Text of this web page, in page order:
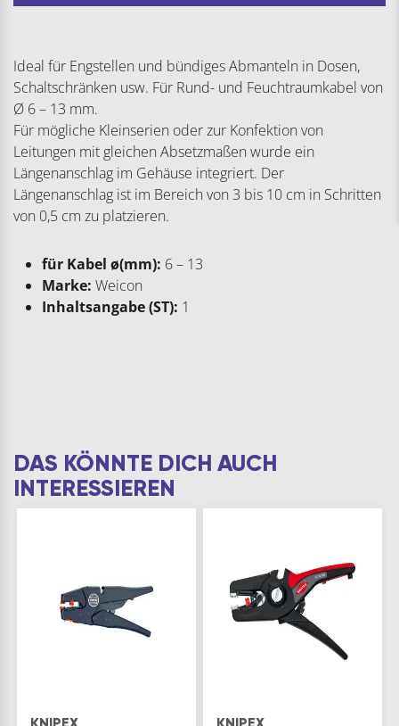
Ideal für Engstellen und bündiges Abmanteln in Dosen,
Schaltschränken usw. Für Rund- und Feuchtraumkabel von
Ø 6 – 13 mm.
Für mögliche Kleinserien oder zur Konfektion von
Leitungen mit gleichen Absetzmaßen wurde ein
Längenanschlag im Gehäuse integriert. Der
Längenanschlag ist im Bereich von 3 bis 10 cm in Schritten
von 0,5 cm zu platzieren.
für Kabel ø(mm): 6 – 13
Marke: Weicon
Inhaltsangabe (ST): 1
DAS KÖNNTE DICH AUCH
INTERESSIEREN